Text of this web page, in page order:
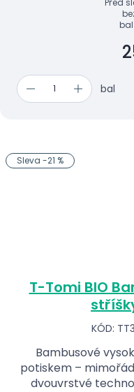
bal
T-Tomi BIO
KÓD:
Bambusové
potiskem –
dvouvrstvé
Sleva -21 %